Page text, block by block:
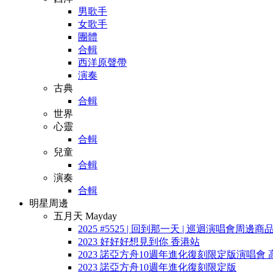
男歌手
女歌手
團體
合輯
西洋原聲帶
演奏
古典
合輯
世界
心靈
合輯
兒童
合輯
演奏
合輯
明星周邊
五月天 Mayday
2025 #5525 | 回到那一天 | 巡迴演唱會周邊商品
2023 好好好想見到你 香港站
2023 諾亞方舟10週年進化復刻限定版演唱會
2023 諾亞方舟10週年進化復刻限定版